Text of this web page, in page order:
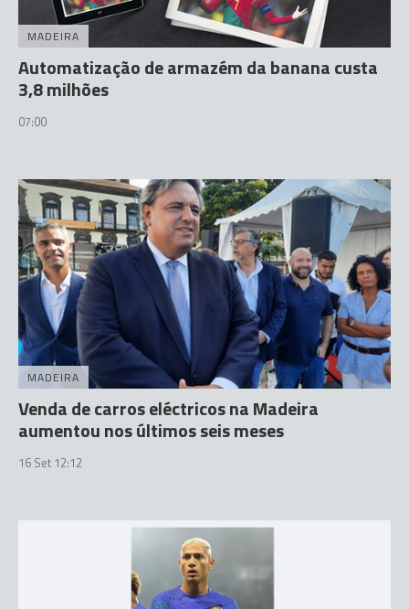
MADEIRA
Automatização de armazém da banana custa
3,8 milhões
07:00
MADEIRA
Venda de carros eléctricos na Madeira
aumentou nos últimos seis meses
16 Set 12:12